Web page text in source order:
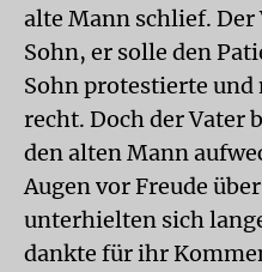
alte Mann schlief. Der
Sohn, er solle den
Sohn protestierte
recht. Doch der Vater
den alten Mann
Augen vor Freude
unterhielten sich
dankte für ihr